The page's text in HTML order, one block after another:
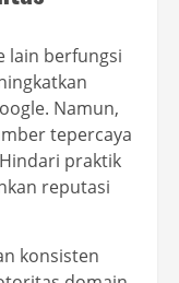
lain berfungsi
Namun,
tepercaya
praktik
reputasi
konsisten